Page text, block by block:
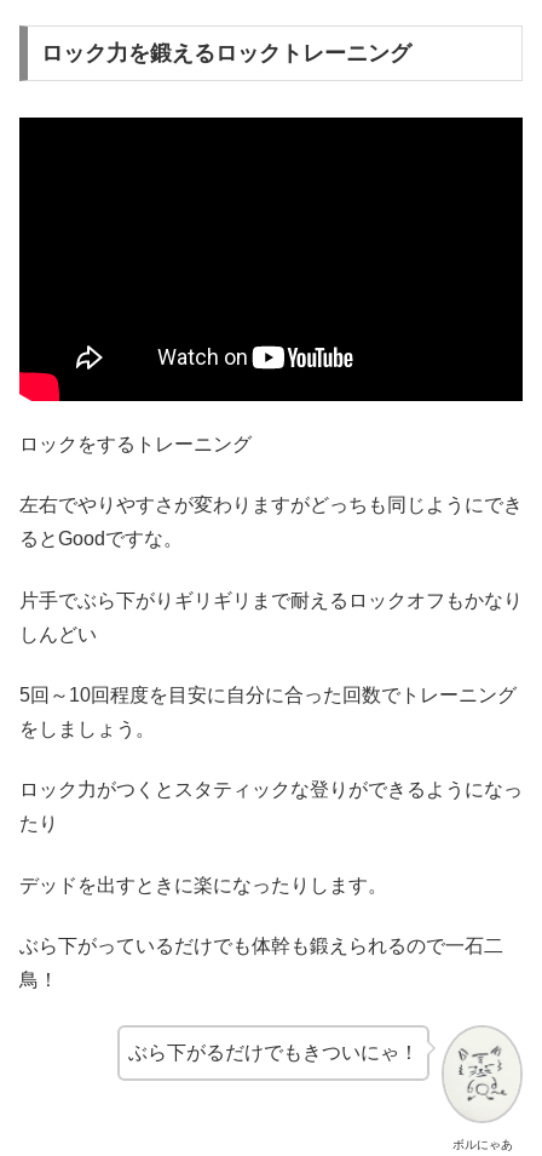
ロック力を鍛えるロックトレーニング
ロックをするトレーニング
左右でやりやすさが変わりますがどっちも同じようにでき
るとGoodですな。
片手でぶら下がりギリギリまで耐えるロックオフもかなり
しんどい
5回～10回程度を目安に自分に合った回数でトレーニング
をしましょう。
ロック力がつくとスタティックな登りができるようになっ
たり
デッドを出すときに楽になったりします。
ぶら下がっているだけでも体幹も鍛えられるので一石二
鳥！
ボルにゃあ
ぶら下がるだけでもきついにゃ！